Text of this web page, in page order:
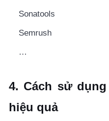
Sonatools
Semrush
…
4. Cách sử
hiệu quả